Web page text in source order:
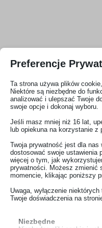
Strona zawiera
wyrobów
zastosowania. Strona
dla osób
zawodowo
Wchodząc na
Wykonuję zawód
Marka
SKU
Podatek
EAN Code
Podmiot prowadzący
Wyrób medyczny
Preferencje
Ta strona używa plików
Niektóre są niezbędne do
analizować i ulepszać Twoje
swoje opcje i dokonaj wyboru.
Jeśli masz mniej niż 16 lat,
lub opiekuna na korzystanie
Twoja prywatność jest dla
dostosować swoje ustawienia
więcej o tym, jak
prywatności. Możesz zmienić
momencie, klikając poniższy
Uwaga, wyłączenie
Twoje doświadczenia na
Niezbędne